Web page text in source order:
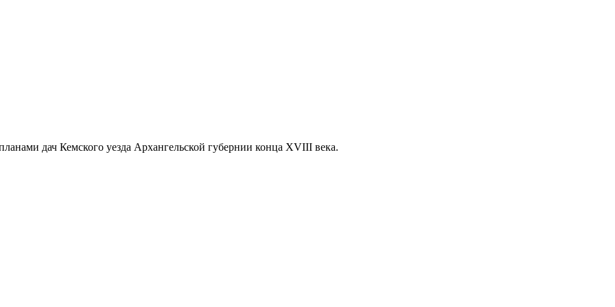
дач Кемского уезда Архангельской губернии конца XVIII века.